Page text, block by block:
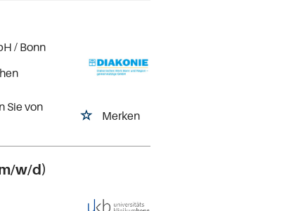
Merken
/ Bonn
Sie von
w/d)